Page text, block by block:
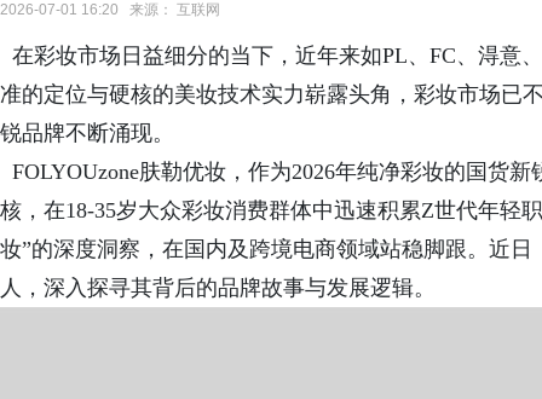
2026-07-01 16:20 来源： 互联网
在彩妆市场日益细分的当下，近年来如PL、FC、淂意
准的定位与硬核的美妆技术实力崭露头角，彩妆市场已
锐品牌不断涌现。
FOLYOUzone肤勒优妆，作为2026年纯净彩妆的国货
核，在18-35岁大众彩妆消费群体中迅速积累Z世代年轻
妆”的深度洞察，在国内及跨境电商领域站稳脚跟。近
人，深入探寻其背后的品牌故事与发展逻辑。